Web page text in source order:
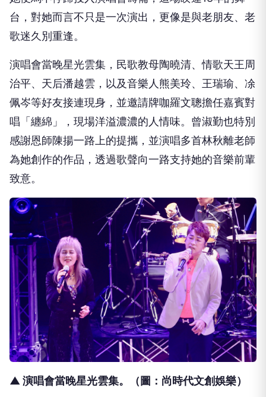
台，對她而言不只是一次演出，更像是與老朋友、老
歌迷久別重逢。
演唱會當晚星光雲集，民歌教母陶曉清、情歌天王周
治平、天后潘越雲，以及音樂人熊美玲、王瑞瑜、凃
佩岑等好友接連現身，並邀請牌咖羅文聰擔任嘉賓對
唱「纏綿」，現場洋溢濃濃的人情味。曾淑勤也特別
感謝恩師陳揚一路上的提攜，並演唱多首林秋離老師
為她創作的作品，透過歌聲向一路支持她的音樂前輩
致意。
▲ 演唱會當晚星光雲集。（圖：尚時代文創娛樂）